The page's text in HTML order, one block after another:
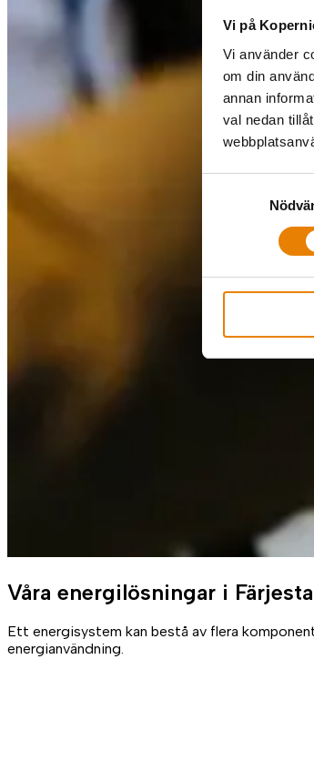
Vi på
Vi använder
om din
annan
val nedan
Våra energilösningar i
Ett energisystem kan bestå av flera
energianvändning.